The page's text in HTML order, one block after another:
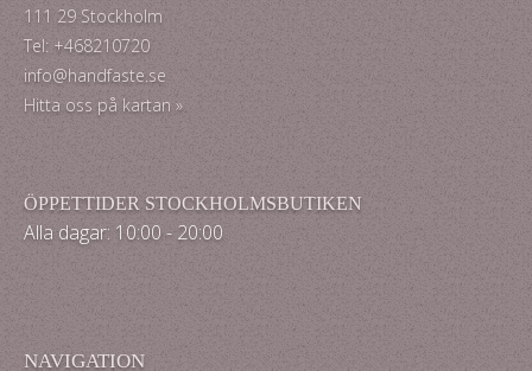
111 29 Stockholm
Tel: +468210720
info@handfaste.se
Hitta oss på kartan »
ÖPPETTIDER STOCKHOLMSBUTIKEN
Alla dagar: 10:00 - 20:00
NAVIGATION